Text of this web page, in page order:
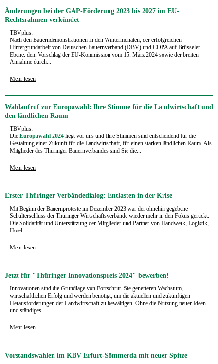
Änderungen bei der GAP-Förderung 2023 bis 2027 im EU-
Rechtsrahmen verkündet
TBVplus:
Nach den Bauerndemonstrationen in den Wintermonaten, der erfolgreichen
Hintergrundarbeit von Deutschen Bauernverband (DBV) und COPA auf Brüsseler
Ebene, dem Vorschlag der EU-Kommission vom 15. März 2024 sowie der breiten
Annahme durch...
Mehr lesen
Wahlaufruf zur Europawahl: Ihre Stimme für die Landwirtschaft und
den ländlichen Raum
TBVplus:
Die Europawahl 2024 liegt vor uns und Ihre Stimmen sind entscheidend für die
Gestaltung einer Zukunft für die Landwirtschaft, für einen starken ländlichen Raum. Als
Mitglieder des Thüringer Bauernverbandes sind Sie die...
Mehr lesen
Erster Thüringer Verbändedialog: Entlasten in der Krise
Mit Beginn der Bauernproteste im Dezember 2023 war der ohnehin gegebene
Schulterschluss der Thüringer Wirtschaftsverbände wieder mehr in den Fokus gerückt.
Die Solidarität und Unterstützung der Mitglieder und Partner von Handwerk, Logistik,
Hotel-...
Mehr lesen
Jetzt für "Thüringer Innovationspreis 2024" bewerben!
Innovationen sind die Grundlage von Fortschritt. Sie generieren Wachstum,
wirtschaftlichen Erfolg und werden benötigt, um die aktuellen und zukünftigen
Herausforderungen der Landwirtschaft zu bewältigen. Ohne die Nutzung neuer Ideen
und ständiges...
Mehr lesen
Vorstandswahlen im KBV Erfurt-Sömmerda mit neuer Spitze